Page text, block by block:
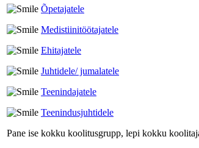
Õpetajatele
Medistiinitöötajatele
Ehitajatele
Juhtidele/ jumalatele
Teenindajatele
Teenindusjuhtidele
Pane ise kokku koolitusgrupp, lepi kokku